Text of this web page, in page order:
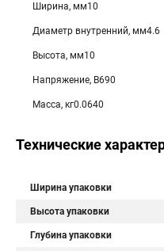
Ширина, мм10
Диаметр внутренний, мм4.6
Высота, мм10
Напряжение, В690
Масса, кг0.0640
Технические
Ширина упаковки
Высота упаковки
Глубина упаковки